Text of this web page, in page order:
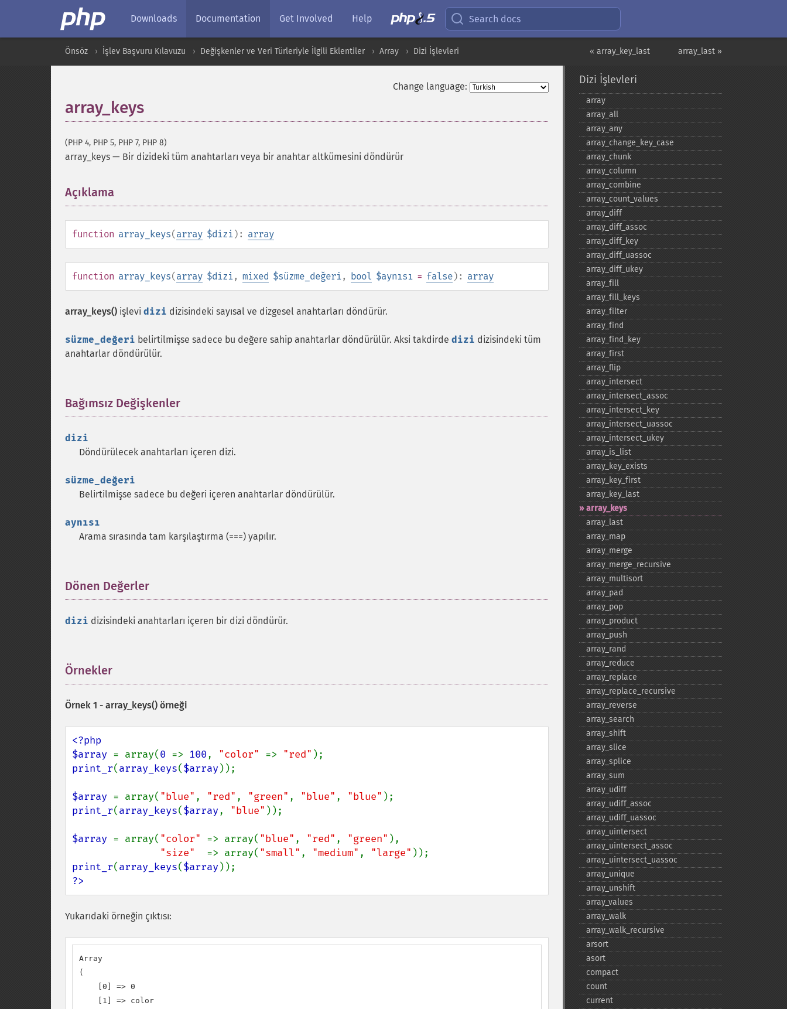
Downloads Documentation Get Involved Help Search docs
array_last »
« array_key_last
Önsöz İşlev Başvuru Kılavuzu Değişkenler ve Veri Türleriyle İlgili Eklentiler Array Dizi İşlevleri
Change language:
array_keys
(PHP 4, PHP 5, PHP 7, PHP 8)
array_keys — Bir dizideki tüm anahtarları veya bir anahtar altkümesini döndürür
Açıklama
function array_keys(array $dizi): array
function array_keys(array $dizi, mixed $süzme_değeri, bool $aynısı = false): array
array_keys() işlevi dizi dizisindeki sayısal ve dizgesel anahtarları döndürür.
süzme_değeri belirtilmişse sadece bu değere sahip anahtarlar döndürülür. Aksi takdirde dizi dizisindeki tüm
anahtarlar döndürülür.
Bağımsız Değişkenler
dizi
Döndürülecek anahtarları içeren dizi.
süzme_değeri
Belirtilmişse sadece bu değeri içeren anahtarlar döndürülür.
aynısı
Arama sırasında tam karşılaştırma (===) yapılır.
Dönen Değerler
dizi dizisindeki anahtarları içeren bir dizi döndürür.
Örnekler
Örnek 1 - array_keys() örneği
<?php
$array = array(0 => 100, "color" => "red"
print_r(array_keys($array));
$array = array( "blue" , "red" , "green" , "blue" , "blue"
print_r(array_keys($array, "blue" ));
$array = array( "color" => array( "blue" , "red" , "green" ),
"size" => array( "small" , "medium" , "large"
print_r(array_keys($array
?>
Yukarıdaki örneğin çıktısı:
Array
(
    [0] => 0
    [1] => color
Dizi İşlevleri
array
array_​all
array_​any
array_​change_​key_​case
array_​chunk
array_​column
array_​combine
array_​count_​values
array_​diff
array_​diff_​assoc
array_​diff_​key
array_​diff_​uassoc
array_​diff_​ukey
array_​fill
array_​fill_​keys
array_​filter
array_​find
array_​find_​key
array_​first
array_​flip
array_​intersect
array_​intersect_​assoc
array_​intersect_​key
array_​intersect_​uassoc
array_​intersect_​ukey
array_​is_​list
array_​key_​exists
array_​key_​first
array_​key_​last
array_​keys
array_​last
array_​map
array_​merge
array_​merge_​recursive
array_​multisort
array_​pad
array_​pop
array_​product
array_​push
array_​rand
array_​reduce
array_​replace
array_​replace_​recursive
array_​reverse
array_​search
array_​shift
array_​slice
array_​splice
array_​sum
array_​udiff
array_​udiff_​assoc
array_​udiff_​uassoc
array_​uintersect
array_​uintersect_​assoc
array_​uintersect_​uassoc
array_​unique
array_​unshift
array_​values
array_​walk
array_​walk_​recursive
arsort
asort
compact
count
current